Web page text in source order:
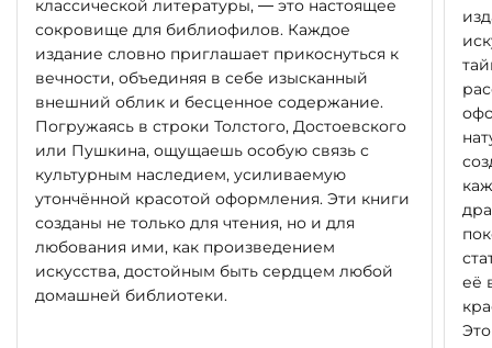
классической литературы, — это настоящее
сокровище для библиофилов. Каждое
издание словно приглашает прикоснуться к
вечности, объединяя в себе изысканный
внешний облик и бесценное содержание.
Погружаясь в строки Толстого, Достоевского
или Пушкина, ощущаешь особую связь с
культурным наследием, усиливаемую
утончённой красотой оформления. Эти книги
созданы не только для чтения, но и для
любования ими, как произведением
искусства, достойным быть сердцем любой
домашней библиотеки.
её